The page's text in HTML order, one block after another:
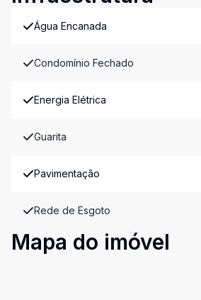
Água Encanada
Condomínio Fechado
Energia Elétrica
Guarita
Pavimentação
Rede de Esgoto
Mapa do imóvel